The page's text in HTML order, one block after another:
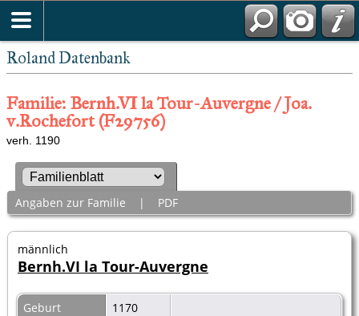
Roland Datenbank
Familie: Bernh.VI la Tour-Auvergne / Joa.
v.Rochefort (F29756)
verh. 1190
Angaben zur Familie | PDF
männlich
Bernh.VI la Tour-Auvergne
Geburt
1170